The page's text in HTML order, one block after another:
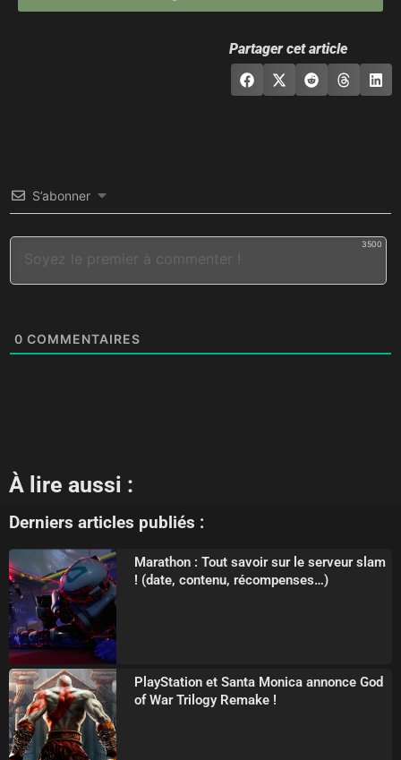
Partager cet article
S’abonner
3500
0 COMMENTAIRES
À lire aussi :
Derniers articles publiés :
Marathon : Tout savoir sur le serveur slam
! (date, contenu, récompenses…)
PlayStation et Santa Monica annonce God
of War Trilogy Remake !